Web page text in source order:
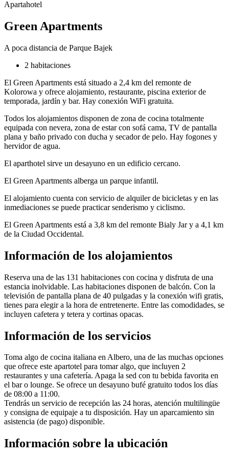
Apartahotel
Green Apartments
A poca distancia de Parque Bajek
2 habitaciones
El Green Apartments está situado a 2,4 km del remonte de
Kolorowa y ofrece alojamiento, restaurante, piscina exterior de
temporada, jardín y bar. Hay conexión WiFi gratuita.
Todos los alojamientos disponen de zona de cocina totalmente
equipada con nevera, zona de estar con sofá cama, TV de pantalla
plana y baño privado con ducha y secador de pelo. Hay fogones y
hervidor de agua.
El aparthotel sirve un desayuno en un edificio cercano.
El Green Apartments alberga un parque infantil.
El alojamiento cuenta con servicio de alquiler de bicicletas y en las
inmediaciones se puede practicar senderismo y ciclismo.
El Green Apartments está a 3,8 km del remonte Bialy Jar y a 4,1 km
de la Ciudad Occidental.
Información de los alojamientos
Reserva una de las 131 habitaciones con cocina y disfruta de una
estancia inolvidable. Las habitaciones disponen de balcón. Con la
televisión de pantalla plana de 40 pulgadas y la conexión wifi gratis,
tienes para elegir a la hora de entretenerte. Entre las comodidades, se
incluyen cafetera y tetera y cortinas opacas.
Información de los servicios
Toma algo de cocina italiana en Albero, una de las muchas opciones
que ofrece este apartotel para tomar algo, que incluyen 2
restaurantes y una cafetería. Apaga la sed con tu bebida favorita en
el bar o lounge. Se ofrece un desayuno bufé gratuito todos los días
de 08:00 a 11:00.
Tendrás un servicio de recepción las 24 horas, atención multilingüe
y consigna de equipaje a tu disposición. Hay un aparcamiento sin
asistencia (de pago) disponible.
Información sobre la ubicación